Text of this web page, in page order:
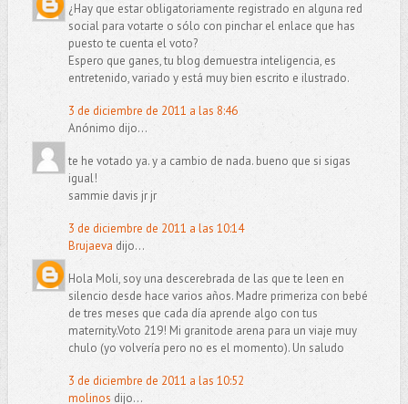
¿Hay que estar obligatoriamente registrado en alguna red
social para votarte o sólo con pinchar el enlace que has
puesto te cuenta el voto?
Espero que ganes, tu blog demuestra inteligencia, es
entretenido, variado y está muy bien escrito e ilustrado.
3 de diciembre de 2011 a las 8:46
Anónimo dijo...
te he votado ya. y a cambio de nada. bueno que si sigas
igual!
sammie davis jr jr
3 de diciembre de 2011 a las 10:14
Brujaeva dijo...
Hola Moli, soy una descerebrada de las que te leen en
silencio desde hace varios años. Madre primeriza con bebé
de tres meses que cada día aprende algo con tus
maternity.Voto 219! Mi granitode arena para un viaje muy
chulo (yo volvería pero no es el momento). Un saludo
3 de diciembre de 2011 a las 10:52
molinos dijo...